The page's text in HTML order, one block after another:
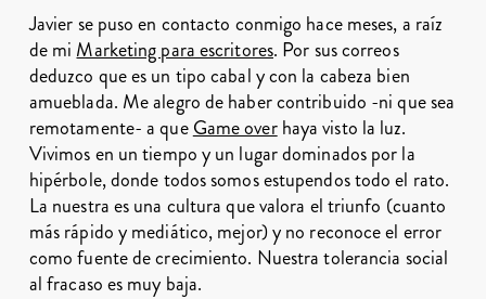
Javier se puso en contacto conmigo hace meses, a raíz
de mi Marketing para escritores. Por sus correos
deduzco que es un tipo cabal y con la cabeza bien
amueblada. Me alegro de haber contribuido -ni que sea
remotamente- a queGame overhaya visto la luz.
Vivimos en un tiempo y un lugar dominados por la
hipérbole, donde todos somos estupendos todo el rato.
La nuestra es una cultura que valora el triunfo (cuanto
más rápido y mediático, mejor) y no reconoce el error
como fuente de crecimiento. Nuestra tolerancia social
al fracaso es muy baja.